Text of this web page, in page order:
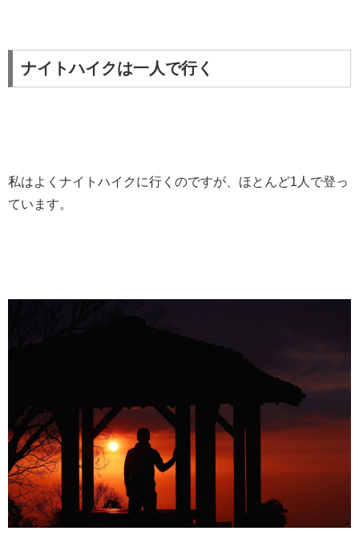
ナイトハイクは一人で行く
私はよくナイトハイクに行くのですが、ほとんど1人で登っ
ています。